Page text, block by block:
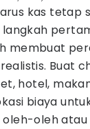
kas tetap
langkah
membuat
Buat
hotel,
biaya
oleh atau